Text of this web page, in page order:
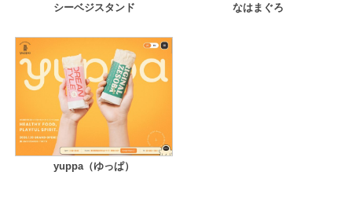
シーベジスタンド なはまぐろ
yuppa（ゆっぱ）